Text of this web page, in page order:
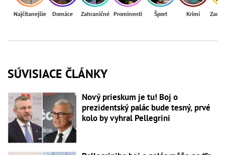
Najčítanejšie Domáce Zahraničné Prominenti Šport Krimi
SÚVISIACE ČLÁNKY
Nový prieskum je tu! Boj o
prezidentský palác bude tesný, prvé
kolo by vyhral Pellegrini